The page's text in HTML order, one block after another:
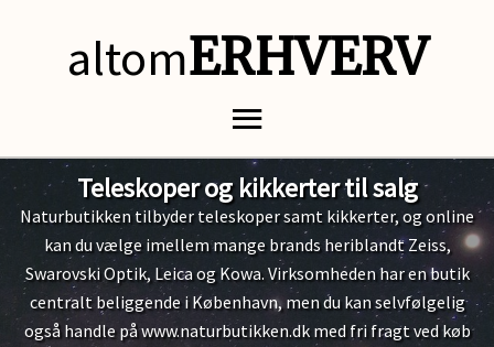
altomERHVERV
Teleskoper og kikkerter til salg
Naturbutikken tilbyder teleskoper samt kikkerter, og online
kan du vælge imellem mange brands heriblandt Zeiss,
Swarovski Optik, Leica og Kowa. Virksomheden har en butik
centralt beliggende i København, men du kan selvfølgelig
også handle på www.naturbutikken.dk med fri fragt ved køb